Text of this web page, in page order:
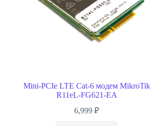
Mini-PCIe LTE Cat-6 модем MikroTik
R11eL-FG621-EA
6,999₽